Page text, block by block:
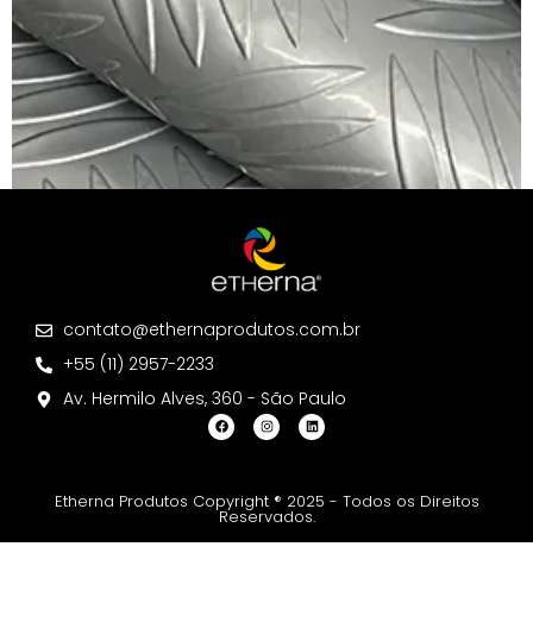
contato@ethernaprodutos.com.br
+55 (11) 2957-2233
Av. Hermilo Alves, 360 - São Paulo
Etherna Produtos Copyright ® 2025 - Todos os Direitos
Reservados.